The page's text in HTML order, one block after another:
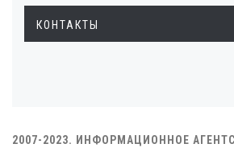
КОНТАКТЫ
2007-2023. ИНФОРМАЦИОННОЕ